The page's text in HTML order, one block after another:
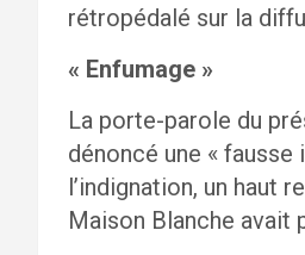
rétropédalé sur la
« Enfumage »
La porte-parole du
dénoncé une «
l’indignation, un haut
Maison Blanche avait